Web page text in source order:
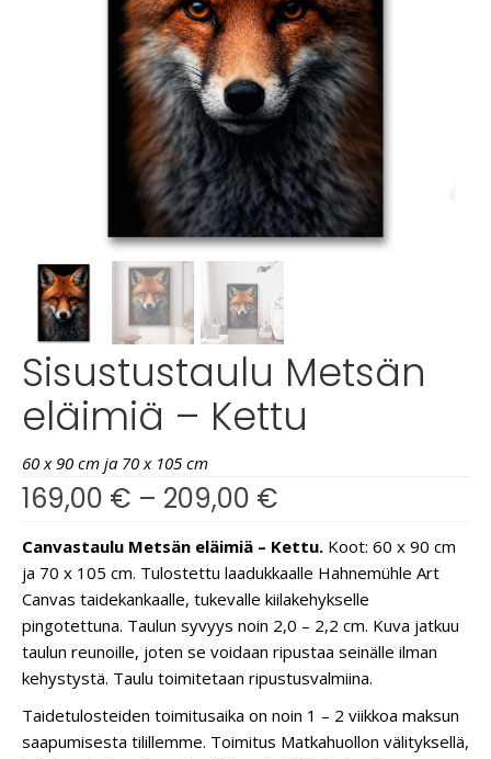
Sisustustaulu Metsän
eläimiä – Kettu
60 x 90 cm ja 70 x 105 cm
169,00 € – 209,00 €
Canvastaulu Metsän eläimiä – Kettu. Koot: 60 x 90 cm
ja 70 x 105 cm. Tulostettu laadukkaalle Hahnemühle Art
Canvas taidekankaalle, tukevalle kiilakehykselle
pingotettuna. Taulun syvyys noin 2,0 – 2,2 cm. Kuva jatkuu
taulun reunoille, joten se voidaan ripustaa seinälle ilman
kehystystä. Taulu toimitetaan ripustusvalmiina.
Taidetulosteiden toimitusaika on noin 1 – 2 viikkoa maksun
saapumisesta tilillemme. Toimitus Matkahuollon välityksellä,